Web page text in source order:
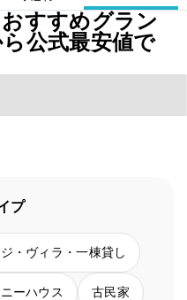
おすすめグラン
公式最安値で
プ
・ヴィラ・一棟貸し
ーハウス 古民家